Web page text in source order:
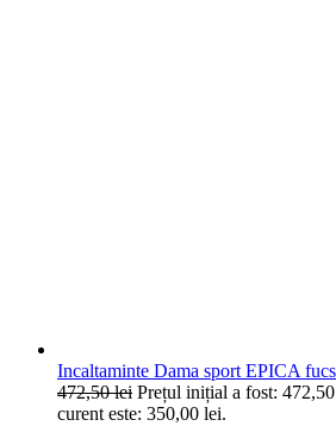
Incaltaminte Dama sport EPICA
472,50lei Prețul inițial a fost:
curent este: 350,00 lei.